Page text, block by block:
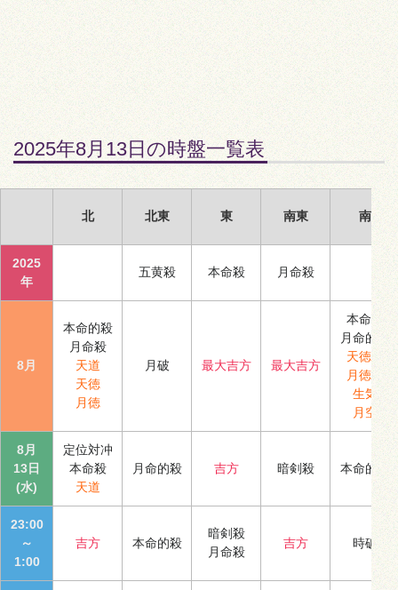
2025年8月13日の時盤一覧表
北 北東 東 南東 南
2025
年
五黄殺 本命殺 月命殺
8月
本命的殺
月命殺
天道
天徳
月徳
月破 最大吉方 最大吉方
本命殺
月命的殺
天徳合
月徳合
生気
月空
8月
13日
(水)
定位対冲
本命殺
天道
月命的殺 吉方 暗剣殺 本命的殺
23:00
～
1:00
吉方 本命的殺
暗剣殺
月命殺
吉方 時破